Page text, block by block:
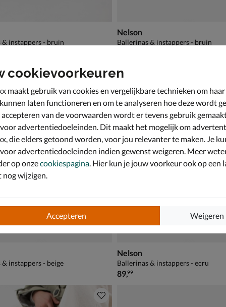
& instappers - bruin
Nelson
Ballerinas & instappers - bruin
& instappers - beige
Nelson
Ballerinas & instappers - ecru
€ 89,99
89,99
cookievoorkeuren
maakt gebruik van cookies en vergelijkbare technieken om
laten functioneren en om te analyseren hoe deze wordt
van de voorwaarden wordt er tevens gebruik
advertentiedoeleinden. Dit maakt het mogelijk om
die elders getoond worden, voor jou relevanter te maken. Je
advertentiedoeleinden indien gewenst weigeren. Meer
op onzecookiespagina . Hier kun je jouw voorkeur ook op een
wijzigen.
Accepteren Weigeren